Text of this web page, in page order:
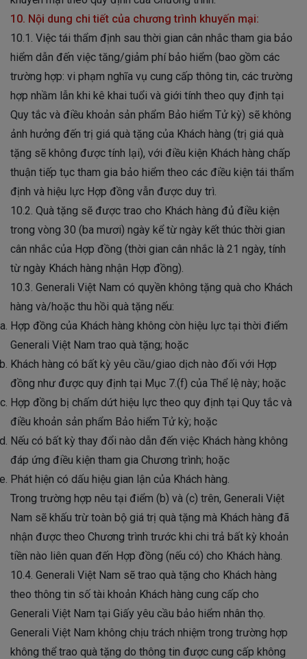
10. Nội dung chi tiết của chương trình khuyến mại:
10.1. Việc tái thẩm định sau thời gian cân nhắc tham gia bảo
hiểm dẫn đến việc tăng/giảm phí bảo hiểm (bao gồm các
trường hợp: vi phạm nghĩa vụ cung cấp thông tin, các trường
hợp nhầm lẫn khi kê khai tuổi và giới tính theo quy định tại
Quy tắc và điều khoản sản phẩm Bảo hiểm Tử kỳ) sẽ không
ảnh hưởng đến trị giá quà tặng của Khách hàng (trị giá quà
tặng sẽ không được tính lại), với điều kiện Khách hàng chấp
thuận tiếp tục tham gia bảo hiểm theo các điều kiện tái thẩm
định và hiệu lực Hợp đồng vẫn được duy trì.
10.2. Quà tặng sẽ được trao cho Khách hàng đủ điều kiện
trong vòng 30 (ba mươi) ngày kể từ ngày kết thúc thời gian
cân nhắc của Hợp đồng (thời gian cân nhắc là 21 ngày, tính
từ ngày Khách hàng nhận Hợp đồng).
10.3. Generali Việt Nam có quyền không tặng quà cho Khách
hàng và/hoặc thu hồi quà tặng nếu:
Hợp đồng của Khách hàng không còn hiệu lực tại thời điểm
Generali Việt Nam trao quà tặng; hoặc
Khách hàng có bất kỳ yêu cầu/giao dịch nào đối với Hợp
đồng như được quy định tại Mục 7.(f) của Thể lệ này; hoặc
Hợp đồng bị chấm dứt hiệu lực theo quy định tại Quy tắc và
điều khoản sản phẩm Bảo hiểm Tử kỳ; hoặc
Nếu có bất kỳ thay đổi nào dẫn đến việc Khách hàng không
đáp ứng điều kiện tham gia Chương trình; hoặc
Phát hiện có dấu hiệu gian lận của Khách hàng.
Trong trường hợp nêu tại điểm (b) và (c) trên, Generali Việt
Nam sẽ khấu trừ toàn bộ giá trị quà tặng mà Khách hàng đã
nhận được theo Chương trình trước khi chi trả bất kỳ khoản
tiền nào liên quan đến Hợp đồng (nếu có) cho Khách hàng.
10.4. Generali Việt Nam sẽ trao quà tặng cho Khách hàng
theo thông tin số tài khoản Khách hàng cung cấp cho
Generali Việt Nam tại Giấy yêu cầu bảo hiểm nhân thọ.
Generali Việt Nam không chịu trách nhiệm trong trường hợp
không thể trao quà tặng do thông tin được cung cấp không